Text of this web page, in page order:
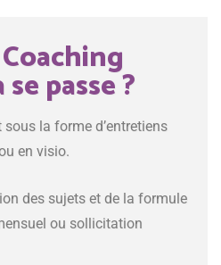
passe ?
la forme d’entretiens
en visio.
des sujets et de la formule
ou sollicitation